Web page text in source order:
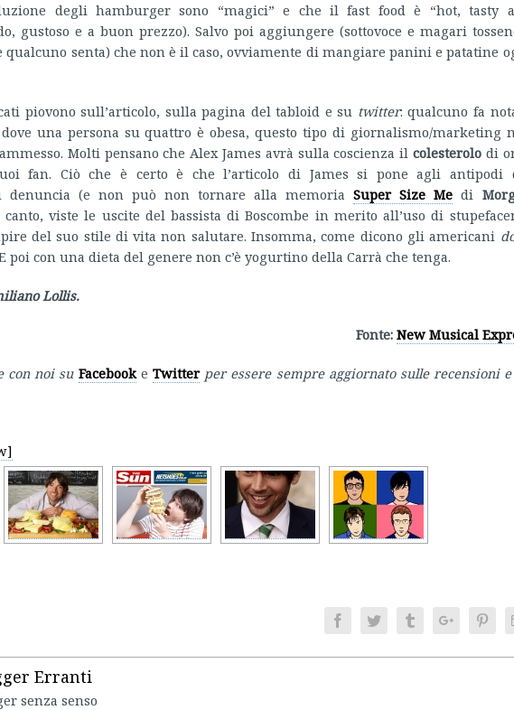
degli hamburger sono “magici” e che il fast food è “hot, tasty
gustoso e a buon prezzo). Salvo poi aggiungere (sottovoce e magari
qualcuno senta) che non è il caso, ovviamente di mangiare panini e patatine
piovono sull’articolo, sulla pagina del tabloid e su twitter: qualcuno fa
una persona su quattro è obesa, questo tipo di giornalismo/marketing
Molti pensano che Alex James avrà sulla coscienza il colesterolodi
fan. Ciò che è certo è che l’articolo di James si pone agli antipodi
denuncia (e non può non tornare alla memoriaSuper Size Me di
canto, viste le uscite del bassista di Boscombe in merito all’uso di
del suo stile di vita non salutare. Insomma, come dicono gli americani
poi con una dieta del genere non c’è yogurtino della Carrà che tenga.
Lollis.
Fonte: New Musical
con noi su Facebook e Twitter per essere sempre aggiornato sulle recensioni
FacebookTwitter TumblrGoogle+
Erranti
senza senso